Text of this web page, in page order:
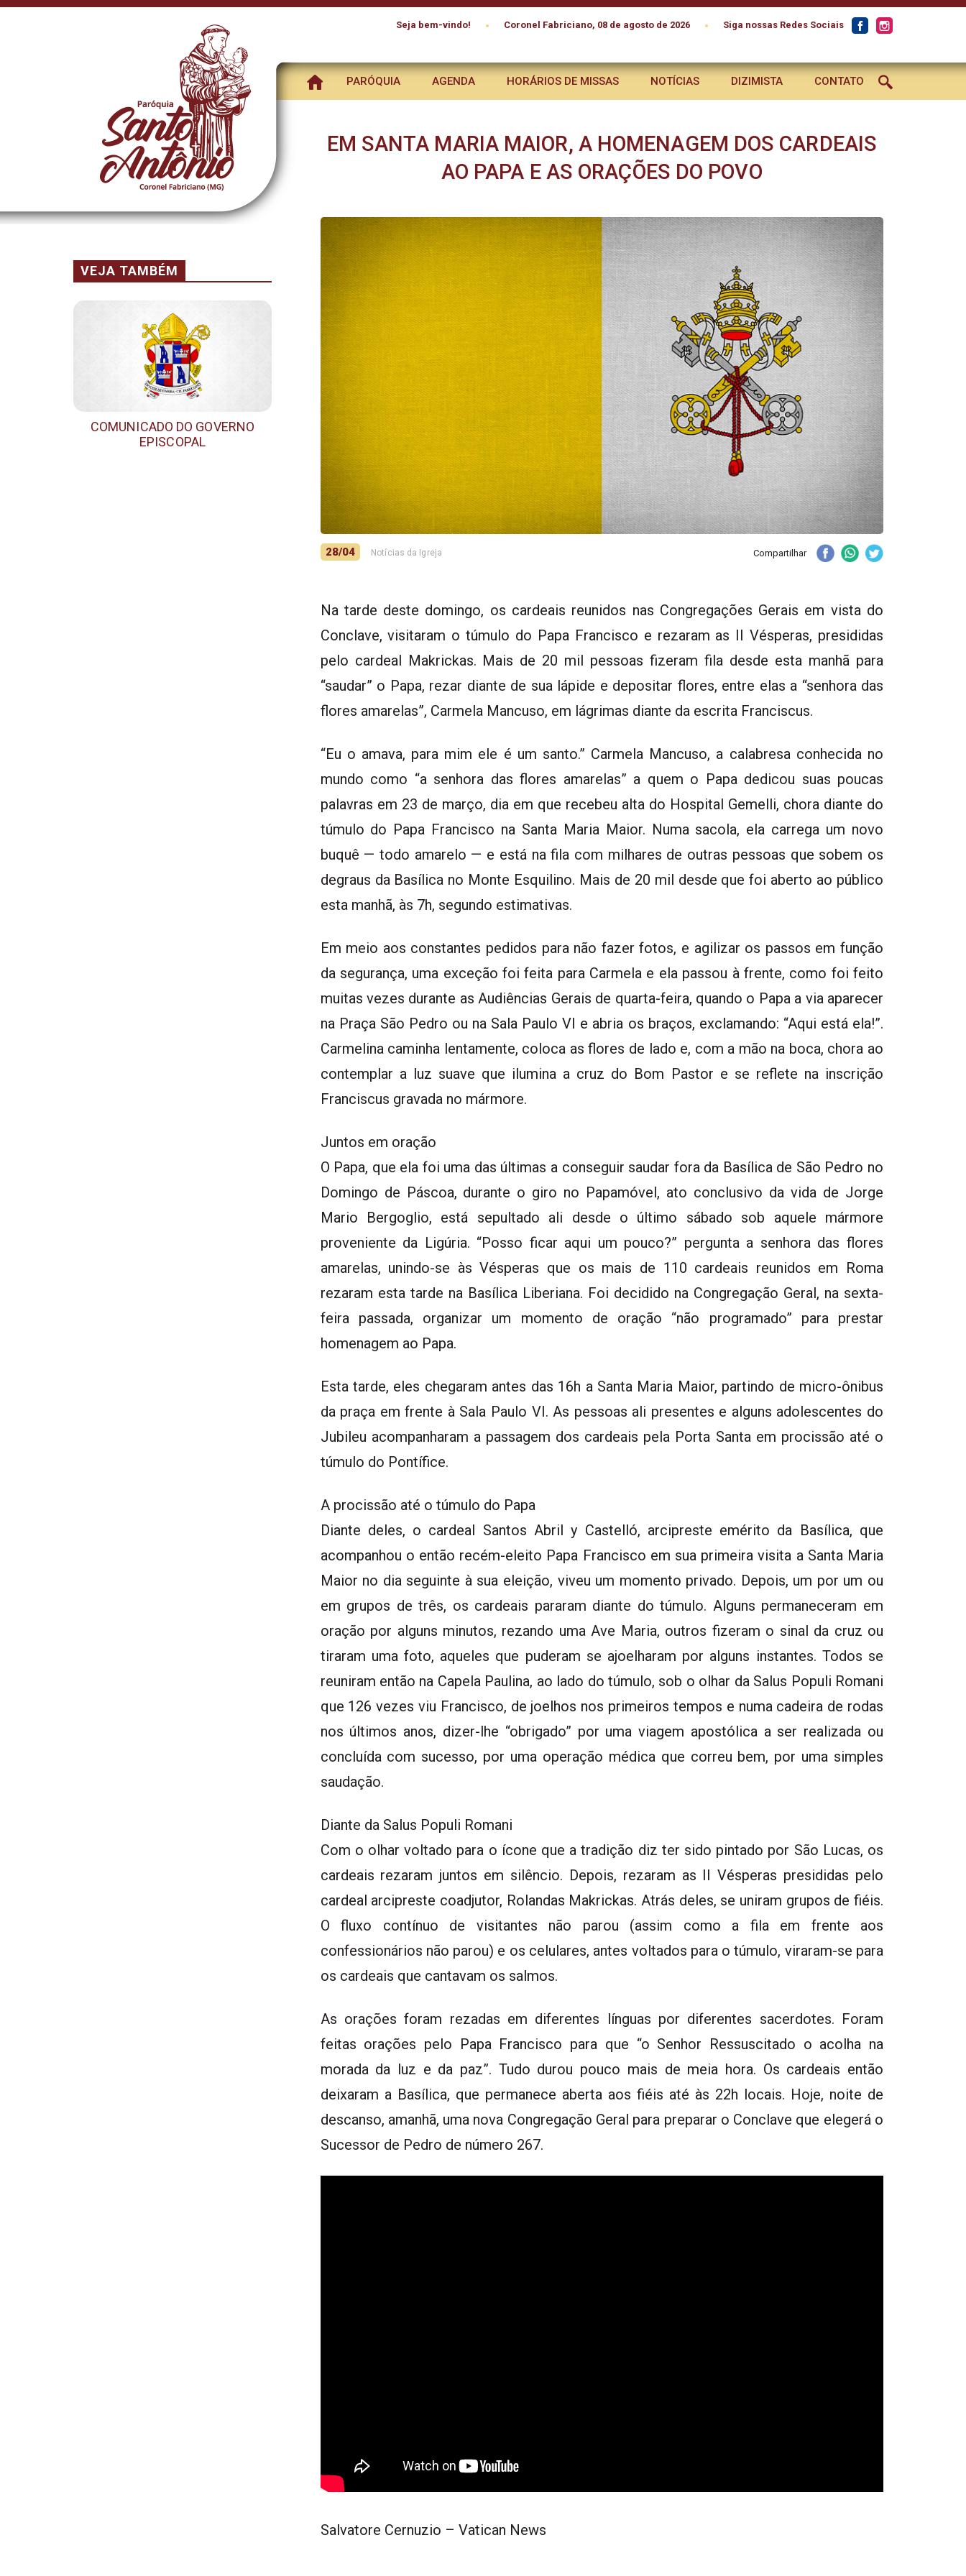
Seja bem-vindo! • Coronel Fabriciano, 08 de agosto de 2026 • Siga nossas Redes Sociais
PARÓQUIA AGENDA HORÁRIOS DE MISSAS NOTÍCIAS DIZIMISTA CONTATO
EM SANTA MARIA MAIOR, A HOMENAGEM DOS CARDEAIS
AO PAPA E AS ORAÇÕES DO POVO
28/04 Notícias da Igreja Compartilhar
Na tarde deste domingo, os cardeais reunidos nas Congregações Gerais em vista do
Conclave, visitaram o túmulo do Papa Francisco e rezaram as II Vésperas, presididas
pelo cardeal Makrickas. Mais de 20 mil pessoas fizeram fila desde esta manhã para
“saudar” o Papa, rezar diante de sua lápide e depositar flores, entre elas a “senhora das
flores amarelas”, Carmela Mancuso, em lágrimas diante da escrita Franciscus.
“Eu o amava, para mim ele é um santo.” Carmela Mancuso, a calabresa conhecida no
mundo como “a senhora das flores amarelas” a quem o Papa dedicou suas poucas
palavras em 23 de março, dia em que recebeu alta do Hospital Gemelli, chora diante do
túmulo do Papa Francisco na Santa Maria Maior. Numa sacola, ela carrega um novo
buquê — todo amarelo — e está na fila com milhares de outras pessoas que sobem os
degraus da Basílica no Monte Esquilino. Mais de 20 mil desde que foi aberto ao público
esta manhã, às 7h, segundo estimativas.
Em meio aos constantes pedidos para não fazer fotos, e agilizar os passos em função
da segurança, uma exceção foi feita para Carmela e ela passou à frente, como foi feito
muitas vezes durante as Audiências Gerais de quarta-feira, quando o Papa a via aparecer
na Praça São Pedro ou na Sala Paulo VI e abria os braços, exclamando: “Aqui está ela!”.
Carmelina caminha lentamente, coloca as flores de lado e, com a mão na boca, chora ao
contemplar a luz suave que ilumina a cruz do Bom Pastor e se reflete na inscrição
Franciscus gravada no mármore.
Juntos em oração
O Papa, que ela foi uma das últimas a conseguir saudar fora da Basílica de São Pedro no
Domingo de Páscoa, durante o giro no Papamóvel, ato conclusivo da vida de Jorge
Mario Bergoglio, está sepultado ali desde o último sábado sob aquele mármore
proveniente da Ligúria. “Posso ficar aqui um pouco?” pergunta a senhora das flores
amarelas, unindo-se às Vésperas que os mais de 110 cardeais reunidos em Roma
rezaram esta tarde na Basílica Liberiana. Foi decidido na Congregação Geral, na sexta-
feira passada, organizar um momento de oração “não programado” para prestar
homenagem ao Papa.
Esta tarde, eles chegaram antes das 16h a Santa Maria Maior, partindo de micro-ônibus
da praça em frente à Sala Paulo VI. As pessoas ali presentes e alguns adolescentes do
Jubileu acompanharam a passagem dos cardeais pela Porta Santa em procissão até o
túmulo do Pontífice.
A procissão até o túmulo do Papa
Diante deles, o cardeal Santos Abril y Castelló, arcipreste emérito da Basílica, que
acompanhou o então recém-eleito Papa Francisco em sua primeira visita a Santa Maria
Maior no dia seguinte à sua eleição, viveu um momento privado. Depois, um por um ou
em grupos de três, os cardeais pararam diante do túmulo. Alguns permaneceram em
oração por alguns minutos, rezando uma Ave Maria, outros fizeram o sinal da cruz ou
tiraram uma foto, aqueles que puderam se ajoelharam por alguns instantes. Todos se
reuniram então na Capela Paulina, ao lado do túmulo, sob o olhar da Salus Populi Romani
que 126 vezes viu Francisco, de joelhos nos primeiros tempos e numa cadeira de rodas
nos últimos anos, dizer-lhe “obrigado” por uma viagem apostólica a ser realizada ou
concluída com sucesso, por uma operação médica que correu bem, por uma simples
saudação.
Diante da Salus Populi Romani
Com o olhar voltado para o ícone que a tradição diz ter sido pintado por São Lucas, os
cardeais rezaram juntos em silêncio. Depois, rezaram as II Vésperas presididas pelo
cardeal arcipreste coadjutor, Rolandas Makrickas. Atrás deles, se uniram grupos de fiéis.
O fluxo contínuo de visitantes não parou (assim como a fila em frente aos
confessionários não parou) e os celulares, antes voltados para o túmulo, viraram-se para
os cardeais que cantavam os salmos.
As orações foram rezadas em diferentes línguas por diferentes sacerdotes. Foram
feitas orações pelo Papa Francisco para que “o Senhor Ressuscitado o acolha na
morada da luz e da paz”. Tudo durou pouco mais de meia hora. Os cardeais então
deixaram a Basílica, que permanece aberta aos fiéis até às 22h locais. Hoje, noite de
descanso, amanhã, uma nova Congregação Geral para preparar o Conclave que elegerá o
Sucessor de Pedro de número 267.
Salvatore Cernuzio – Vatican News
VEJA TAMBÉM
COMUNICADO DO GOVERNO
EPISCOPAL